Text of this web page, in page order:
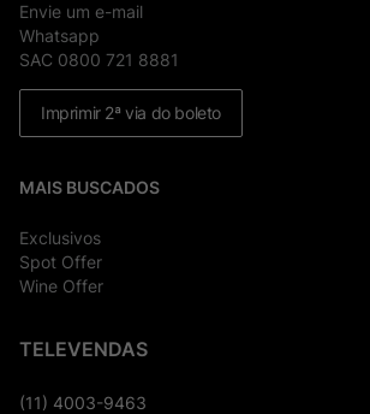
Envie um e-mail
Whatsapp
SAC 0800 721 8881
Imprimir 2ª via do boleto
MAIS BUSCADOS
Exclusivos
Spot Offer
Wine Offer
TELEVENDAS
(11) 4003-9463